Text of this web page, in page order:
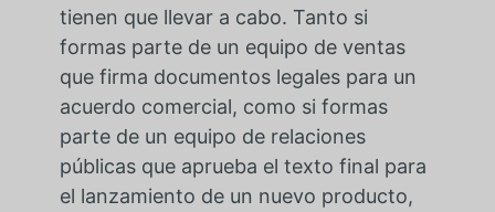
tienen que llevar a cabo. Tanto si
formas parte de un equipo de ventas
que firma documentos legales para un
acuerdo comercial, como si formas
parte de un equipo de relaciones
públicas que aprueba el texto final para
el lanzamiento de un nuevo producto,